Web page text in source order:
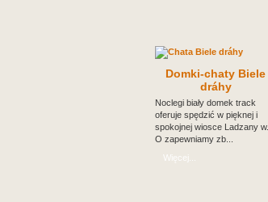
Domki-chaty Biele
dráhy
Noclegi biały domek track
oferuje spędzić w pięknej i
spokojnej wiosce Ladzany w.
O zapewniamy zb...
Więcej...